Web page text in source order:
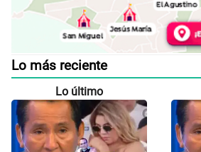
Lo más reciente
Lo último